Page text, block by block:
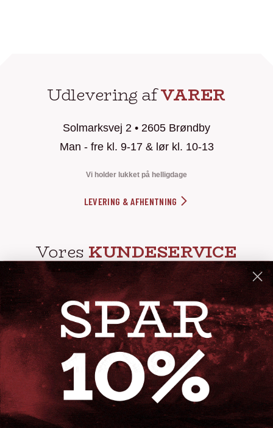
Udlevering afVARER
Solmarksvej 2 • 2605 Brøndby
Man - fre kl. 9-17 & lør kl. 10-13
Vi holder lukket på helligdage
LEVERING & AFHENTNING
Vores KUNDESERVICE
info@steak-out.dk
+45 53644030
Telefontid: man - fre kl. 10-15
GENVEJE